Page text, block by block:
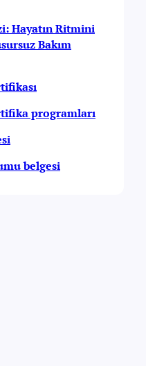
Hayatın Ritmini
Bakım
programları
belgesi